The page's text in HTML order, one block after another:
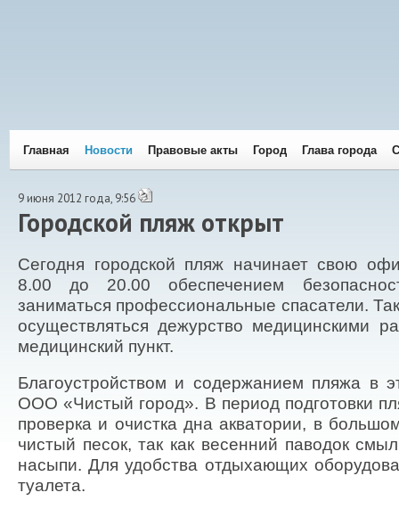
Главная Новости Правовые акты Город Глава города
9 июня 2012 года, 9:56
Городской пляж открыт
Сегодня городской пляж начинает свою
8.00 до 20.00 обеспечением
заниматься профессиональные спасатели.
осуществляться дежурство медицинскими
медицинский пункт.
Благоустройством и содержанием пляжа в
ООО «Чистый город». В период подготовки
проверка и очистка дна акватории, в
чистый песок, так как весенний паводок
насыпи. Для удобства отдыхающих
туалета.